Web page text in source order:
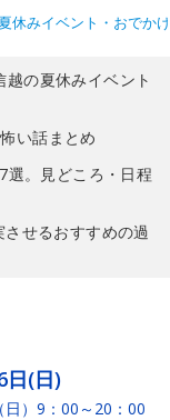
休みイベント・おでか
の夏休みイベント
い話まとめ
選。見どころ・日程
させるおすすめの過
日(日)
）9：00～20：00